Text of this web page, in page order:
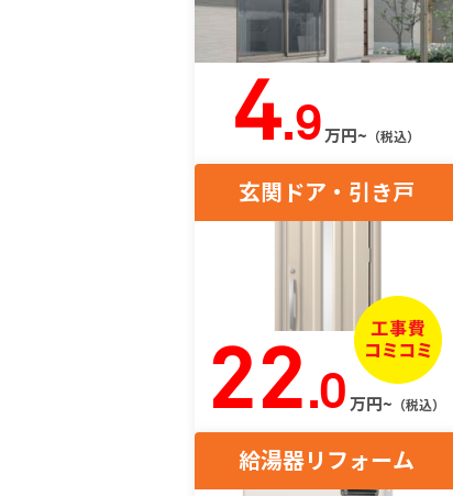
4.9万円~ （税込）
玄関ドア・引き戸
22.0 万円~ （税込）
給湯器リフォーム